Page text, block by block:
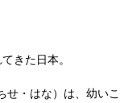
きた日本。
・はな）は、幼いこ